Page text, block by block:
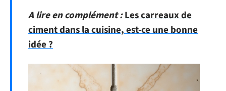
A lire en complément :Les carreaux de
ciment dans la cuisine, est-ce une bonne
idée ?